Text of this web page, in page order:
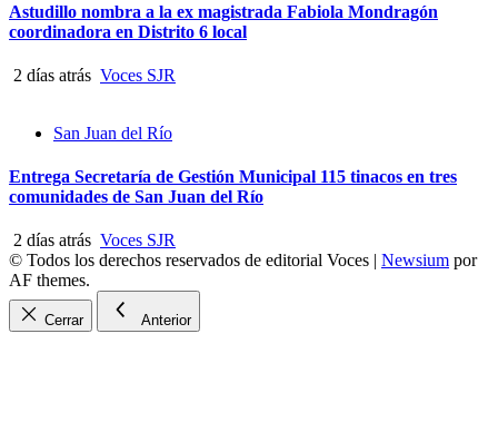
Astudillo nombra a la ex magistrada Fabiola Mondragón
coordinadora en Distrito 6 local
2 días atrás Voces SJR
San Juan del Río
Entrega Secretaría de Gestión Municipal 115 tinacos en tres
comunidades de San Juan del Río
2 días atrás Voces SJR
© Todos los derechos reservados de editorial Voces | Newsium por
AF themes.
Cerrar Anterior